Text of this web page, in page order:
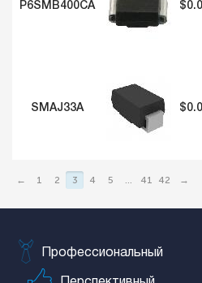
P6SMB400CA
SMAJ33A
← 1 2 3 4 5 ... 41 42 →
Профессиональный